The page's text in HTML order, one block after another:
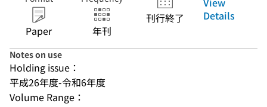
Paper 年刊
刊行終了
Details
Notes on use
Holding issue：
平成26年度-令和6年度
Volume Range：